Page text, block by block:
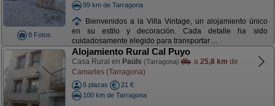
8 Fotos
99 km de Tarragona
Bienvenidos a la Villa Vintage, un alojamiento único
en su estilo y decoración. Cada detalle ha sido
cuidadosamente elegido para transportar ...
Alojamiento Rural Cal Puyo
Casa Rural en Paüls (Tarragona) a 25,8 km de
Camarles (Tarragona)
6 plazas
21 €
100 km de Tarragona